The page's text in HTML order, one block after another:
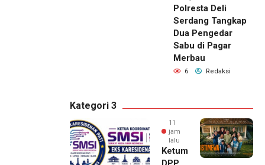
Polresta Deli
Serdang Tangkap
Dua Pengedar
Sabu di Pagar
Merbau
6 Redaksi
Kategori 3
11
jam
lalu
Ketum